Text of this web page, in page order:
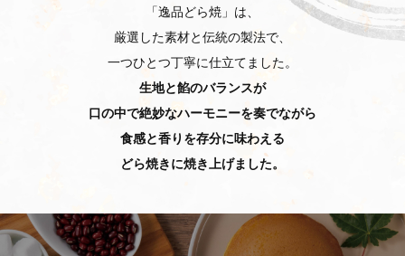
「逸品どら焼」は、
厳選した素材と伝統の製法で、
一つひとつ丁寧に仕立てました。
生地と餡のバランスが
口の中で絶妙なハーモニーを奏でながら
食感と香りを存分に味わえる
どら焼きに焼き上げました。